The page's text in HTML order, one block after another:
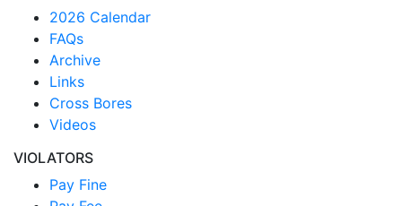
2026 Calendar
FAQs
Archive
Links
Cross Bores
Videos
VIOLATORS
Pay Fine